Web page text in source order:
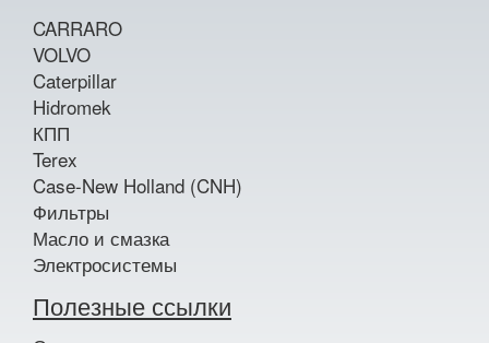
CARRARO
VOLVO
Caterpillar
Hidromek
КПП
Terex
Case-New Holland (CNH)
Фильтры
Масло и смазка
Электросистемы
Полезные ссылки